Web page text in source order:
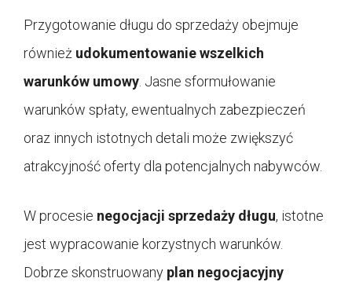
Przygotowanie długu do sprzedaży obejmuje
również udokumentowanie wszelkich
warunków umowy . Jasne sformułowanie
warunków spłaty, ewentualnych zabezpieczeń
oraz innych istotnych detali może zwiększyć
atrakcyjność oferty dla potencjalnych nabywców.
W procesie negocjacji sprzedaży długu, istotne
jest wypracowanie korzystnych warunków.
Dobrze skonstruowany plan negocjacyjny